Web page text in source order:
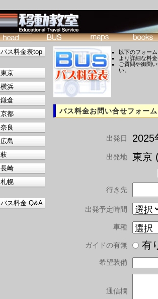
以下のフォー
より詳細な料
ご質問や御問
い。
バス料金お問い合せフォーム
出発日 2025
出発地 東京
行き先
出発予定時間
車種
ガイドの有無
希望装備
通信欄
バス料金表top
東京
横浜
鎌倉
京都
奈良
広島
萩
長崎
札幌
バス料金 Q&A